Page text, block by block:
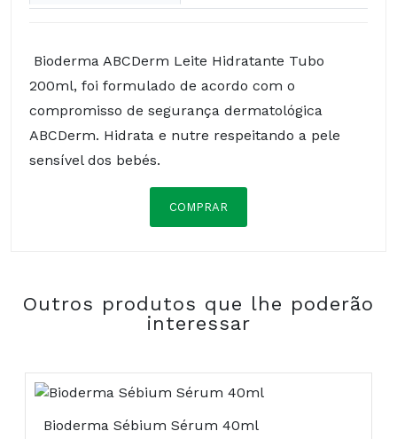
Bioderma ABCDerm Leite Hidratante Tubo
200ml, foi formulado de acordo com o
compromisso de segurança dermatológica
ABCDerm. Hidrata e nutre respeitando a pele
sensível dos bebés.
COMPRAR
GLYCERIN
CETEARYL ISONONANOATE
PEG-100 STEARATE
MYRETH-3 MYRISTATE
CAPRYLOYL GLYCINE
Outros produtos que lhe poderão
interessar
Bioderma Sébium Sérum 40ml